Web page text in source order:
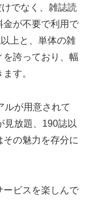
でなく、雑誌読
金が不要で利用で
上と、単体の雑
誇っており、幅
す。
ルが用意されて
見放題、190誌以
その魅力を存分に
ービスを楽しんで